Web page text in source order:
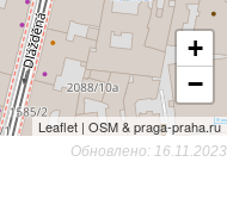
+
−
Leaflet | OSM & praga-praha.ru
Обновлено: 16.11.2023